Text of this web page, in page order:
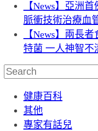
【News】亞洲
脈衝技術治療血
【News】兩長
特菌 一人神智不
健康百科
其他
專家有話兒